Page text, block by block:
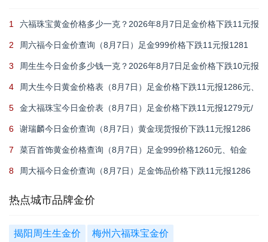
1
六福珠宝黄金价格多少一克？2026年8月7日足金价格下跌11元报
2
周六福今日金价查询（8月7日）足金999价格下跌11元报1281
3
周生生今日金价多少钱一克？2026年8月7日足金价格下跌10元报
4
周大生今日黄金价格表（8月7日）足金价格下跌11元报1286元、
5
金大福珠宝今日金价表（8月7日）足金价格下跌11元报1279元/
6
谢瑞麟今日金价查询（8月7日）黄金现货报价下跌11元报1286
7
菜百首饰黄金价格查询（8月7日）足金999价格1260元、铂金
8
周大福今日金价查询（8月7日）足金饰品价格下跌11元报1286
热点城市品牌金价
揭阳周生生金价 梅州六福珠宝金价